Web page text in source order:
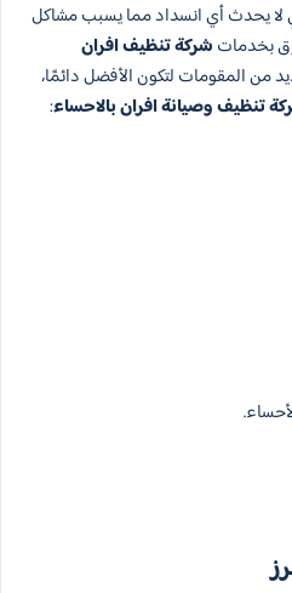
لا يحدث أي انسداد مما يسبب مشاكل
بخدمات شركة تنظيف افران
من المقومات لتكون الأفضل دائمًا،
تنظيف وصيانة افران بالاحساء: